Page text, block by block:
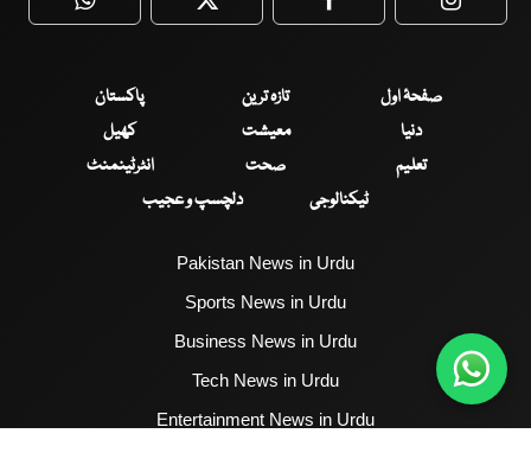
WhatsApp Twitter Facebook
صفحۂ اول تازہ ترین
پاکستان
دنیا
معیشت
کھیل
تعلیم
صحت
انٹرٹینمنٹ
ٹیکنالوجی
دلچسپ و عجیب
Pakistan News in Urdu
Sports News in Urdu
Business News in Urdu
Tech News in Urdu
Entertainment News in Urdu